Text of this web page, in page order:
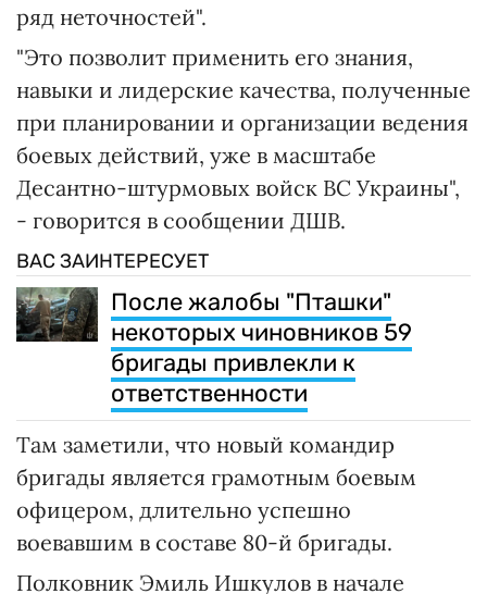
ряд неточностей".
"Это позволит применить его знания,
навыки и лидерские качества, полученные
при планировании и организации ведения
боевых действий, уже в масштабе
Десантно-штурмовых войск ВС Украины",
- говорится в сообщении ДШВ.
ВАС ЗАИНТЕРЕСУЕТ
После жалобы "Пташки"
некоторых чиновников 59
бригады привлекли к
ответственности
Там заметили, что новый командир
бригады является грамотным боевым
офицером, длительно успешно
воевавшим в составе 80-й бригады.
Полковник Эмиль Ишкулов в начале